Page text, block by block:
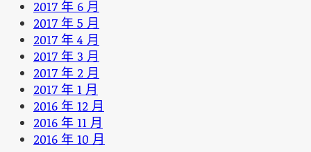
2017 年 6 月
2017 年 5 月
2017 年 4 月
2017 年 3 月
2017 年 2 月
2017 年 1 月
2016 年 12 月
2016 年 11 月
2016 年 10 月